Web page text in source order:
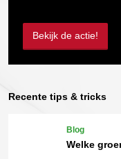
Bekijk de actie!
Recente tips & tricks
Blog
Welke